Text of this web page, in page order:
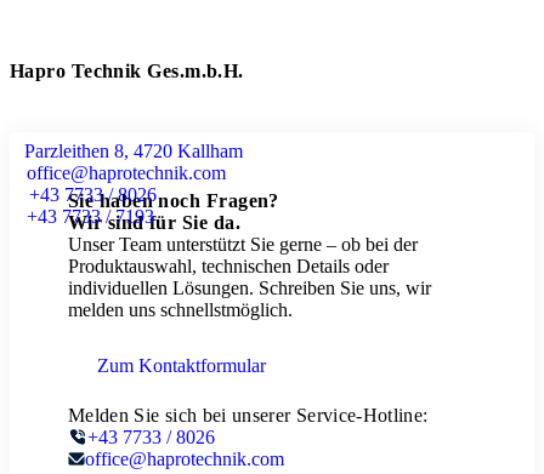
Hapro Technik Ges.m.b.H.
Parzleithen 8, 4720 Kallham
office@haprotechnik.com
+43 7733 / 8026
+43 7733 / 7193
Sie haben noch Fragen?
Wir sind für Sie da.
Unser Team unterstützt Sie gerne – ob bei der
Produktauswahl, technischen Details oder
individuellen Lösungen. Schreiben Sie uns, wir
melden uns schnellstmöglich.
Zum Kontaktformular
Melden Sie sich bei unserer Service-Hotline:
+43 7733 / 8026
office@haprotechnik.com